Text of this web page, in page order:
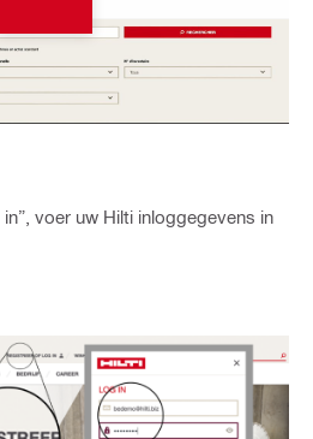
voer uw Hilti inloggegevens in